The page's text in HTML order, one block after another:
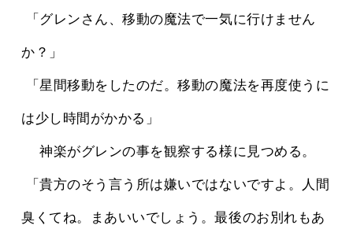
か？」
は少し時間がかかる」
神楽がグレンの事を観察する様に見つめる。
臭くてね。まあいいでしょう。最後のお別れもあ